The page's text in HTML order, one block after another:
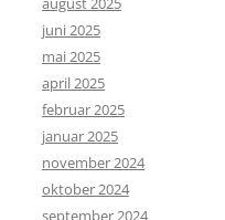
juni 2025
mai 2025
april 2025
februar 2025
januar 2025
november 2024
oktober 2024
september 2024